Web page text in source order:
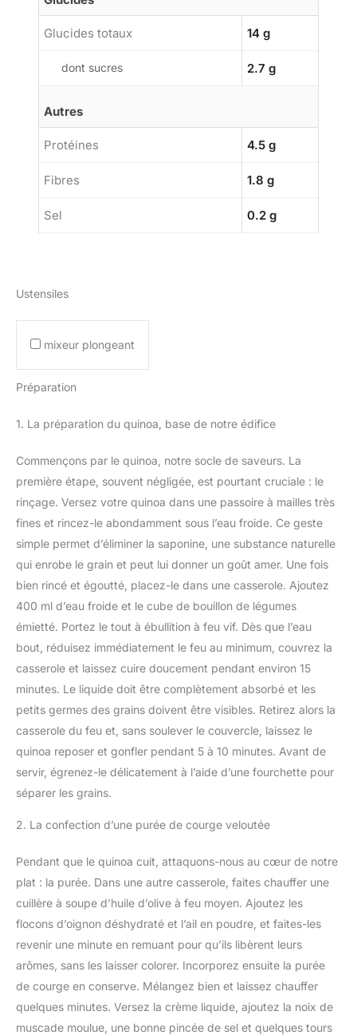
Glucides totaux 14 g
dont sucres 2.7 g
Autres
Protéines 4.5 g
Fibres 1.8 g
Sel 0.2 g
Ustensiles
mixeur plongeant
Préparation
1. La préparation du quinoa, base de notre édifice
Commençons par le quinoa, notre socle de saveurs. La
première étape, souvent négligée, est pourtant cruciale : le
rinçage. Versez votre quinoa dans une passoire à mailles très
fines et rincez-le abondamment sous l’eau froide. Ce geste
simple permet d’éliminer la saponine, une substance naturelle
qui enrobe le grain et peut lui donner un goût amer. Une fois
bien rincé et égoutté, placez-le dans une casserole. Ajoutez
400 ml d’eau froide et le cube de bouillon de légumes
émietté. Portez le tout à ébullition à feu vif. Dès que l’eau
bout, réduisez immédiatement le feu au minimum, couvrez la
casserole et laissez cuire doucement pendant environ 15
minutes. Le liquide doit être complètement absorbé et les
petits germes des grains doivent être visibles. Retirez alors la
casserole du feu et, sans soulever le couvercle, laissez le
quinoa reposer et gonfler pendant 5 à 10 minutes. Avant de
servir, égrenez-le délicatement à l’aide d’une fourchette pour
séparer les grains.
2. La confection d’une purée de courge veloutée
Pendant que le quinoa cuit, attaquons-nous au cœur de notre
plat : la purée. Dans une autre casserole, faites chauffer une
cuillère à soupe d’huile d’olive à feu moyen. Ajoutez les
flocons d’oignon déshydraté et l’ail en poudre, et faites-les
revenir une minute en remuant pour qu’ils libèrent leurs
arômes, sans les laisser colorer. Incorporez ensuite la purée
de courge en conserve. Mélangez bien et laissez chauffer
quelques minutes. Versez la crème liquide, ajoutez la noix de
muscade moulue, une bonne pincée de sel et quelques tours